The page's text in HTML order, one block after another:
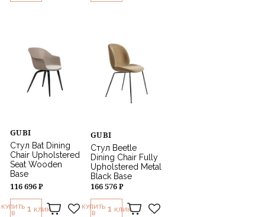
GUBI
Стул Bat Dining
Chair Upholstered
Seat Wooden
Base
116 696 ₽
КУПИТЬ
В
1 КЛИК
GUBI
Стул Beetle
Dining Chair Fully
Upholstered Metal
Black Base
166 576 ₽
КУПИТЬ
В
1 КЛИК